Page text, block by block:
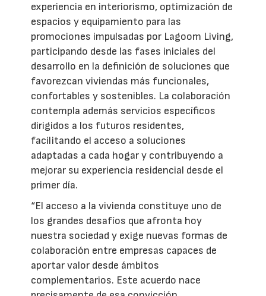
experiencia en interiorismo, optimización de
espacios y equipamiento para las
promociones impulsadas por Lagoom Living,
participando desde las fases iniciales del
desarrollo en la definición de soluciones que
favorezcan viviendas más funcionales,
confortables y sostenibles. La colaboración
contempla además servicios específicos
dirigidos a los futuros residentes,
facilitando el acceso a soluciones
adaptadas a cada hogar y contribuyendo a
mejorar su experiencia residencial desde el
primer día.
“El acceso a la vivienda constituye uno de
los grandes desafíos que afronta hoy
nuestra sociedad y exige nuevas formas de
colaboración entre empresas capaces de
aportar valor desde ámbitos
complementarios. Este acuerdo nace